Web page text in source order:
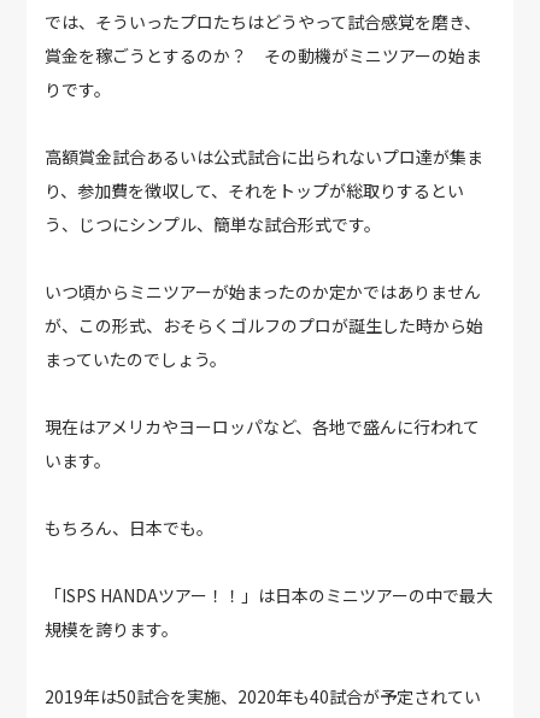
では、そういったプロたちはどうやって試合感覚を磨き、
賞金を稼ごうとするのか？ その動機がミニツアーの始ま
りです。
高額賞金試合あるいは公式試合に出られないプロ達が集ま
り、参加費を徴収して、それをトップが総取りするとい
う、じつにシンプル、簡単な試合形式です。
いつ頃からミニツアーが始まったのか定かではありません
が、この形式、おそらくゴルフのプロが誕生した時から始
まっていたのでしょう。
現在はアメリカやヨーロッパなど、各地で盛んに行われて
います。
もちろん、日本でも。
「ISPS HANDAツアー！！」は日本のミニツアーの中で最大
規模を誇ります。
2019年は50試合を実施、2020年も40試合が予定されてい